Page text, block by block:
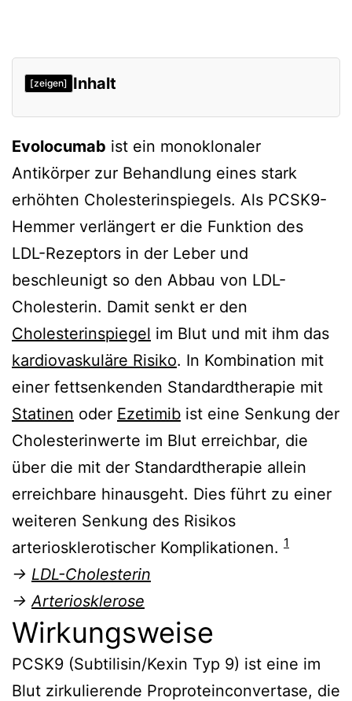
[zeigen] Inhalt
Wirkungsweise
Studienergebnisse
Verweise
Evolocumab ist ein monoklonaler
Antikörper zur Behandlung eines stark
erhöhten Cholesterinspiegels. Als PCSK9-
Hemmer verlängert er die Funktion des
LDL-Rezeptors in der Leber und
beschleunigt so den Abbau von LDL-
Cholesterin. Damit senkt er den
Cholesterinspiegel im Blut und mit ihm das
kardiovaskuläre Risiko. In Kombination mit
einer fettsenkenden Standardtherapie mit
Statinen oder Ezetimib ist eine Senkung der
Cholesterinwerte im Blut erreichbar, die
über die mit der Standardtherapie allein
erreichbare hinausgeht. Dies führt zu einer
weiteren Senkung des Risikos
arteriosklerotischer Komplikationen. 1
→ LDL-Cholesterin
→ Arteriosklerose
Wirkungsweise
PCSK9 (Subtilisin/Kexin Typ 9) ist eine im
Blut zirkulierende Proproteinconvertase, die